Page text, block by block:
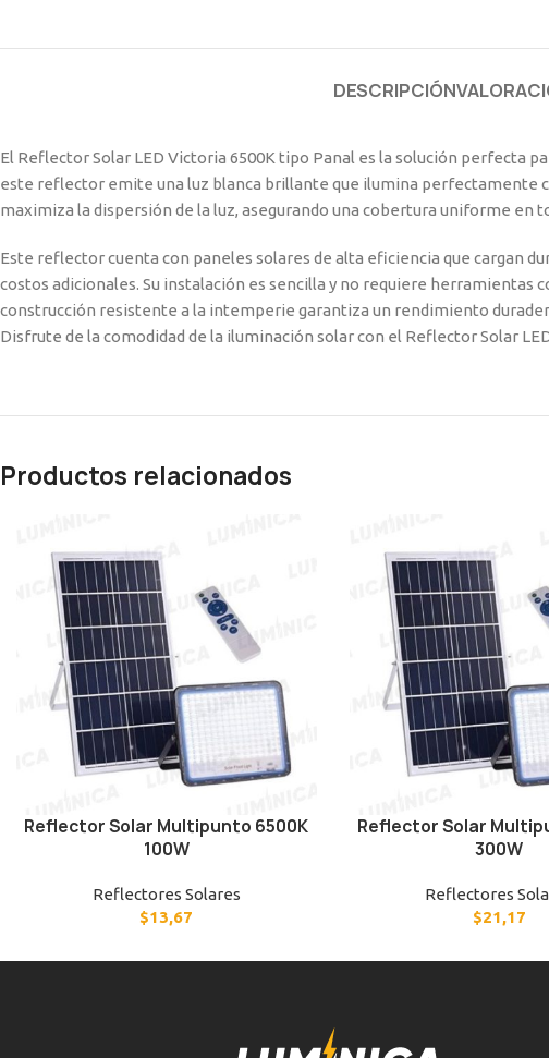
DESCRIPCIÓN
El Reflector Solar LED Victoria 6500K tipo Panal es la solución perfecta
este reflector emite una luz blanca brillante que ilumina perfectamente
maximiza la dispersión de la luz, asegurando una cobertura uniforme en
Este reflector cuenta con paneles solares de alta eficiencia que cargan
costos adicionales. Su instalación es sencilla y no requiere herramientas
construcción resistente a la intemperie garantiza un rendimiento
Disfrute de la comodidad de la iluminación solar con el Reflector Solar
Productos relacionados
Reflector Solar Multipunto 6500K
100W
Reflectores Solares
$13,67
Reflector Solar
300W
Reflectores
$21,17